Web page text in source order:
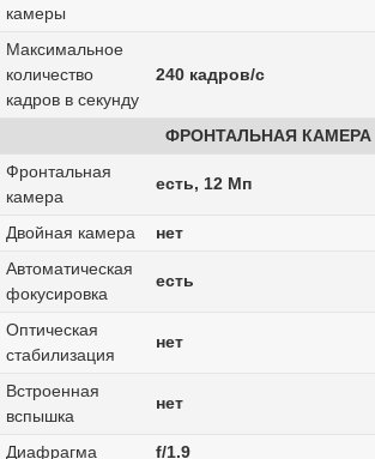
камеры
Максимальное
количество
кадров в секунду
240 кадров/с
ФРОНТАЛЬНАЯ КАМЕРА
Фронтальная
камера
есть, 12 Мп
Двойная камера
нет
Автоматическая
фокусировка
есть
Оптическая
стабилизация
нет
Встроенная
вспышка
нет
Диафрагма f/1.9